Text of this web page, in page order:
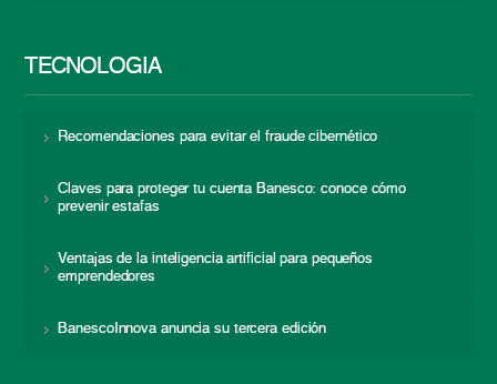
TECNOLOGÍA
Recomendaciones para evitar el fraude cibernético
Claves para proteger tu cuenta Banesco: conoce cómo
prevenir estafas
Ventajas de la inteligencia artificial para pequeños
emprendedores
BanescoInnova anuncia su tercera edición